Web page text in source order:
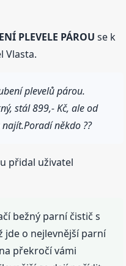
PLEVELE PÁROU se k
Vlasta.
plevelů párou.
stál 899,- Kč, ale od
někdo ??
přidal uživatel
bežný parní čistič s
jde o nejlevnější parní
překročí vámi